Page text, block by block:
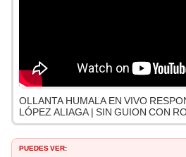
OLLANTA HUMALA EN VIVO
LÓPEZ ALIAGA | SIN GUION CON
PUEDES VER: